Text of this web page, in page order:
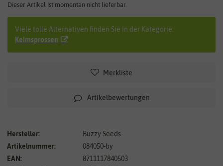
Dieser Artikel ist momentan nicht lieferbar.
Viele tolle Alternativen finden Sie in der Kategorie:
Keimsprossen
Merkliste
Artikelbewertungen
Hersteller:
Buzzy Seeds
Artikelnummer:
084050-by
EAN:
8711117840503